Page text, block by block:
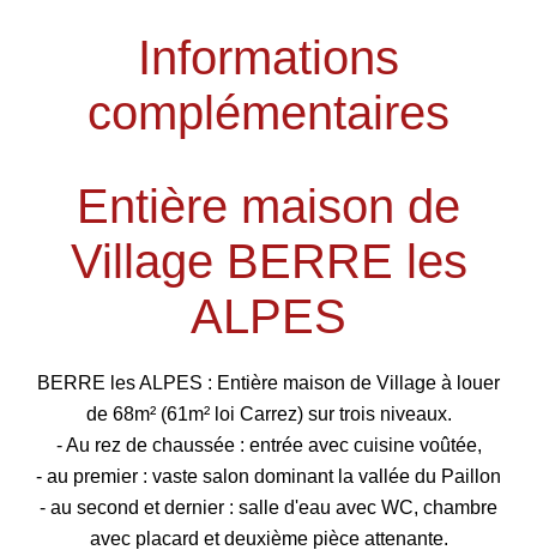
Informations
complémentaires
Entière maison de
Village BERRE les
ALPES
BERRE les ALPES : Entière maison de Village à louer
de 68m² (61m² loi Carrez) sur trois niveaux.
- Au rez de chaussée : entrée avec cuisine voûtée,
- au premier : vaste salon dominant la vallée du Paillon
- au second et dernier : salle d'eau avec WC, chambre
avec placard et deuxième pièce attenante.